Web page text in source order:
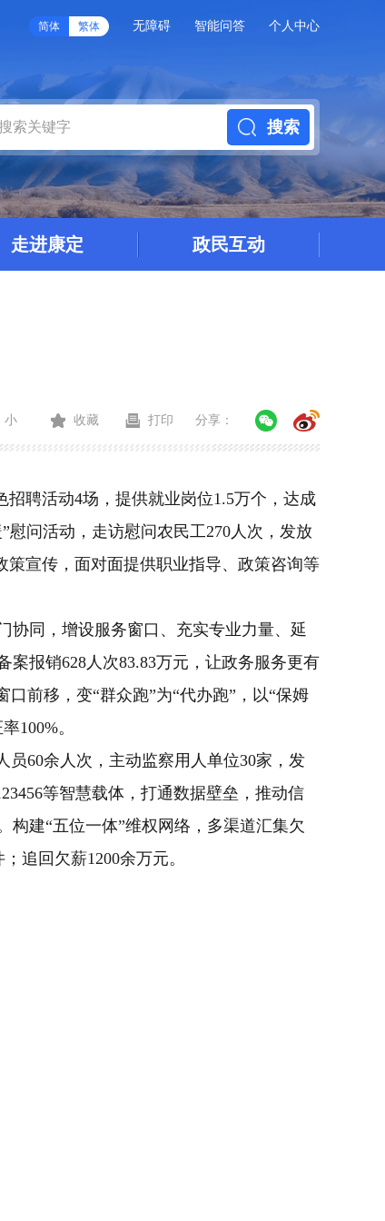
简体 繁体 无障碍 智能问答 个人中心
搜索
走进康定 政民互动
小 收藏 打印 分享：
招聘活动4场，提供就业岗位1.5万个，达成
慰问活动，走访慰问农民工270人次，发放
策宣传，面对面提供职业指导、政策咨询等
协同，增设服务窗口、充实专业力量、延
案报销628人次83.83万元，让政务服务更有
口前移，变“群众跑”为“代办跑”，以“保姆
100%。
员60余人次，主动监察用人单位30家，发
等智慧载体，打通数据壁垒，推动信
构建“五位一体”维权网络，多渠道汇集欠
追回欠薪1200余万元。